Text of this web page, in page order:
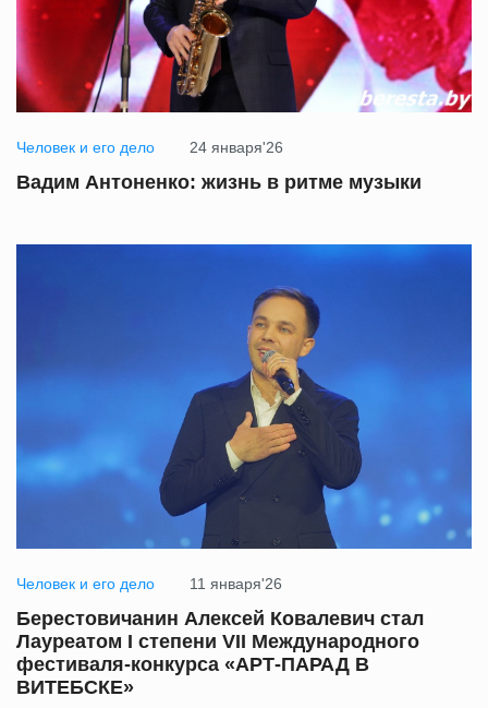
Человек и его дело 24 января'26
Вадим Антоненко: жизнь в ритме музыки
Человек и его дело 11 января'26
Берестовичанин Алексей Ковалевич стал
Лауреатом I степени VII Международного
фестиваля-конкурса «АРТ-ПАРАД В
ВИТЕБСКЕ»